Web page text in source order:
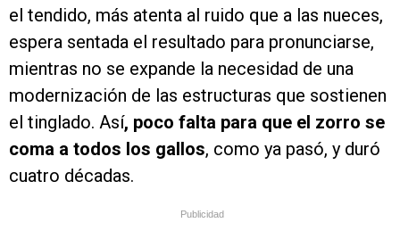
el tendido, más atenta al ruido que a las nueces,
espera sentada el resultado para pronunciarse,
mientras no se expande la necesidad de una
modernización de las estructuras que sostienen
el tinglado. Así, poco falta para que el zorro se
coma a todos los gallos, como ya pasó, y duró
cuatro décadas.
Publicidad